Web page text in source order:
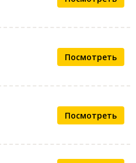
Посмотреть
Посмотреть